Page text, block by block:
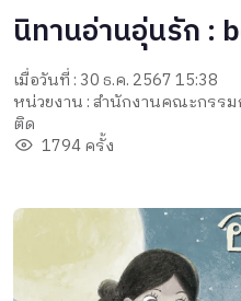
นิทานอ่านอุ่นรัก :
เมื่อวันที่ : 30 ธ.ค. 2567 15:38
หน่วยงาน : สำนักงานคณะกรร
ติด
1794 ครั้ง